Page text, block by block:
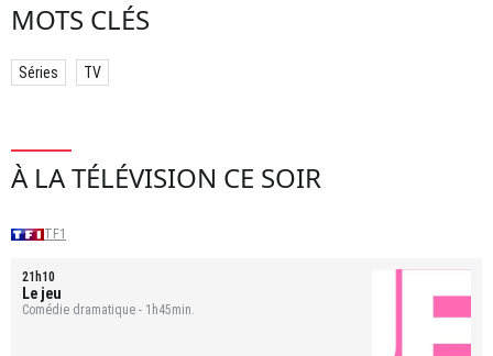
MOTS CLÉS
Séries TV
À LA TÉLÉVISION CE SOIR
TF1
21h10
Le jeu
Comédie dramatique - 1h45min.